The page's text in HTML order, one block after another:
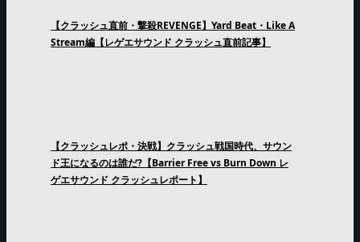
【クラッシュ直前・撃殺REVENGE】Yard Beat・Like A
Stream編【レゲエサウンド クラッシュ直前記事】
【クラッシュレポ・決戦】クラッシュ戦国時代、サウン
ド王になるのは誰だ?【Barrier Free vs Burn Down レ
ゲエサウンド クラッシュレポート】